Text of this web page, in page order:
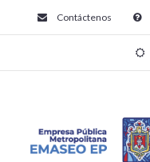
Contáctenos